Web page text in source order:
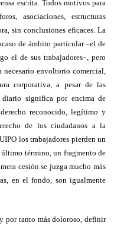
escrita. Todos motivos para
asociaciones, estructuras
sin conclusiones eficaces. La
de ámbito particular –el de
el de sus trabajadores–, pero
envoltorio comercial,
corporativa, a pesar de las
diario significa por encima de
reconocido, legítimo y
de los ciudadanos a la
los trabajadores pierden un
término, un fragmento de
cesión se juzga mucho más
en el fondo, son igualmente
por tanto más doloroso, definir